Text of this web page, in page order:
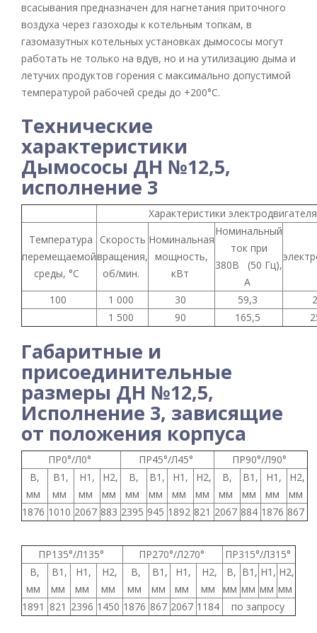
всасывания предназначен для нагнетания приточного
воздуха через газоходы к котельным топкам, в
газомазутных котельных установках дымососы могут
работать не только на вдув, но и на утилизацию дыма и
летучих продуктов горения с максимально допустимой
температурой рабочей среды до +200°С.
Технические
характеристики
Дымососы ДН №12,5,
исполнение 3
Характеристики
Температура
перемещаемой
среды, °С
Скорость
вращения,
об/мин.
Номинальная
мощность,
кВт
Номинальный
ток при
380В (50 Гц),
А
100 1 000 30 59,3
1 500
90 165,5
Габаритные и
присоединительные
размеры ДН №12,5,
Исполнение 3, зависящие
от положения корпуса
ПР0°/Л0° ПР45°/Л45°
ПР90°/Л90°
B,
мм
B1,
мм
H1,
мм
H2,
мм
B,
мм
B1,
мм
H1,
мм
H2,
мм
B,
мм
B1,
мм
H1,
мм
H2,
мм
1876 1010 2067 883 2395 945 1892 821 2067 884 1876 867
ПР135°/Л135° ПР270°/Л270°
ПР315°/Л315°
B,
мм
B1,
мм
H1,
мм
H2,
мм
B,
мм
B1,
мм
H1,
мм
H2,
мм
B,
мм
B1,
мм
H1,
мм
H2,
мм
1891 821 2396 1450 1876 867 2067 1184 по запросу